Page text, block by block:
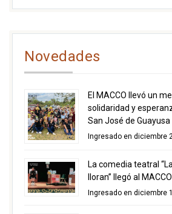
Novedades
El MACCO llevó un
solidaridad y
San José de Guayusa
Ingresado en diciembre
La comedia teatral
lloran” llegó al MACCO
Ingresado en diciembre